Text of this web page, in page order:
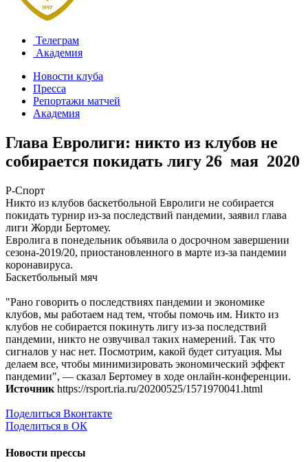
Телеграм
Академия
Новости клуба
Пресса
Репортажи матчей
Академия
Глава Евролиги: никто из клубов не
собирается покидать лигу 26 мая 2020
Р-Спорт
Никто из клубов баскетбольной Евролиги не собирается
покидать турнир из-за последствий пандемии, заявил глава
лиги Жорди Бертомеу.
Евролига в понедельник объявила о досрочном завершении
сезона-2019/20, приостановленного в марте из-за пандемии
коронавируса.
Баскетбольный мяч
"Рано говорить о последствиях пандемии и экономике
клубов, мы работаем над тем, чтобы помочь им. Никто из
клубов не собирается покинуть лигу из-за последствий
пандемии, никто не озвучивал таких намерений. Так что
сигналов у нас нет. Посмотрим, какой будет ситуация. Мы
делаем все, чтобы минимизировать экономический эффект
пандемии", — сказал Бертомеу в ходе онлайн-конференции.
Источник https://rsport.ria.ru/20200525/1571970041.html
Поделиться Вконтакте
Поделиться в ОК
Новости прессы